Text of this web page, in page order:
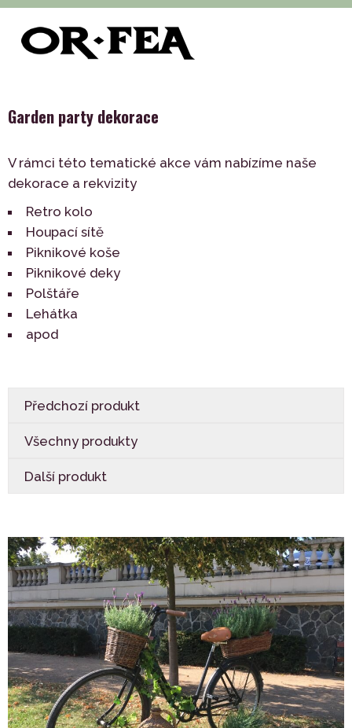
of-fea, programové centrum > Služby
Tématické dekorace > Garden party dekorace
Garden party dekorace
V rámci této tematické akce vám nabízíme naše
dekorace a rekvizity
Retro kolo
Houpací sítě
Piknikové koše
Piknikové deky
Polštáře
Lehátka
apod
Předchozí produkt
Všechny produkty
Další produkt